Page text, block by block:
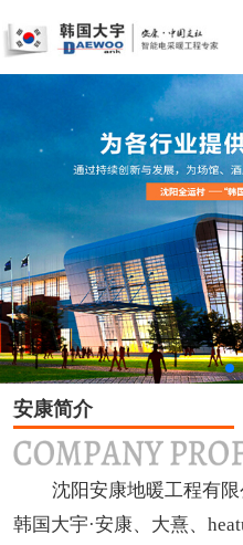
安康简介
沈阳安康地暖工程有
韩国大宇·安康、大熹、